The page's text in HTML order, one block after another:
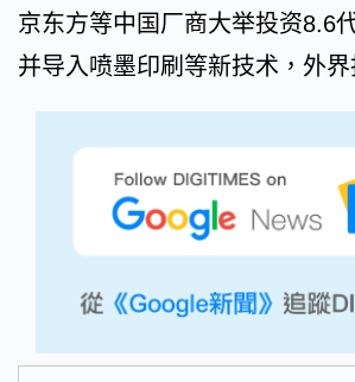
京东方等中国厂商大举投资8.6
并导入喷墨印刷等新技术，外